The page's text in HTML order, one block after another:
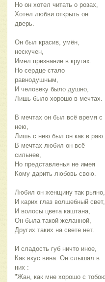
Но он хотел читать о розах,
Хотел любви открыть он
дверь.
Он был красив, умён,
нескучен,
Имел признание в кругах.
Но сердце стало
равнодушным,
И человеку было душно,
Лишь было хорошо в мечтах.
В мечтах он был всё время с
нею,
Лишь с нею был он как в раю.
В мечтах любил он всё
сильнее,
Но представленья не имея
Кому дарить любовь свою.
Любил он женщину так рьяно,
И карих глаз волшебный свет,
И волосы цвета каштана,
Он была такой желанной,
Других таких на свете нет.
И сладость губ ничто иное,
Как вкус вина. Он слышал в
них :
"Жан, как мне хорошо с